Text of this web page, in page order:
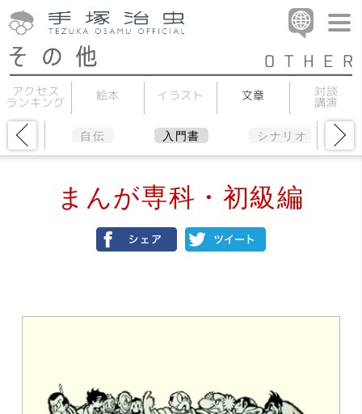
アクセス
ランキング 絵本 イラスト 文章 対談
講演
イ 自伝 入門書 シナリオ
まんが専科・初級編